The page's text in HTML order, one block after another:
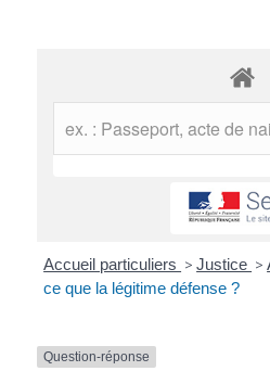
Accueil particuliers > Justice >
ce que la légitime défense ?
Question-réponse